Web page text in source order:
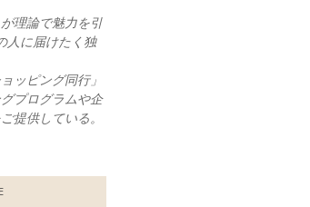
理論で魅力を引
人に届けたく独
ッピング同行」
プログラムや企
提供している。